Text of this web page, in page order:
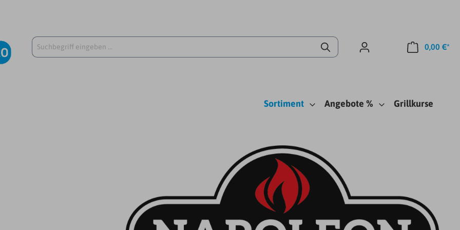
0,00 €*
Sortiment Angebote % Grillkurse